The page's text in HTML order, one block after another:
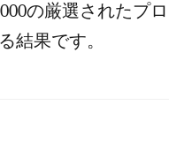
の厳選されたプ
結果です。